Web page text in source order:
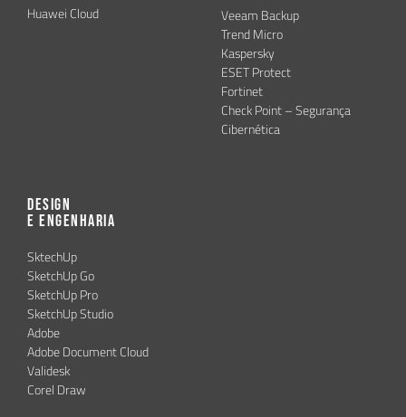
Huawei Cloud
Veeam Backup
Trend Micro
Kaspersky
ESET Protect
Fortinet
Check Point – Segurança
Cibernética
Design
e Engenharia
SktechUp
SketchUp Go
SketchUp Pro
SketchUp Studio
Adobe
Adobe Document Cloud
Validesk
Corel Draw